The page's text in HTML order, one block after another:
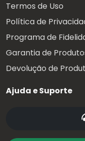
Termos de Uso
Política de
Programa de
Garantia de
Devolução de
Ajuda e Suporte